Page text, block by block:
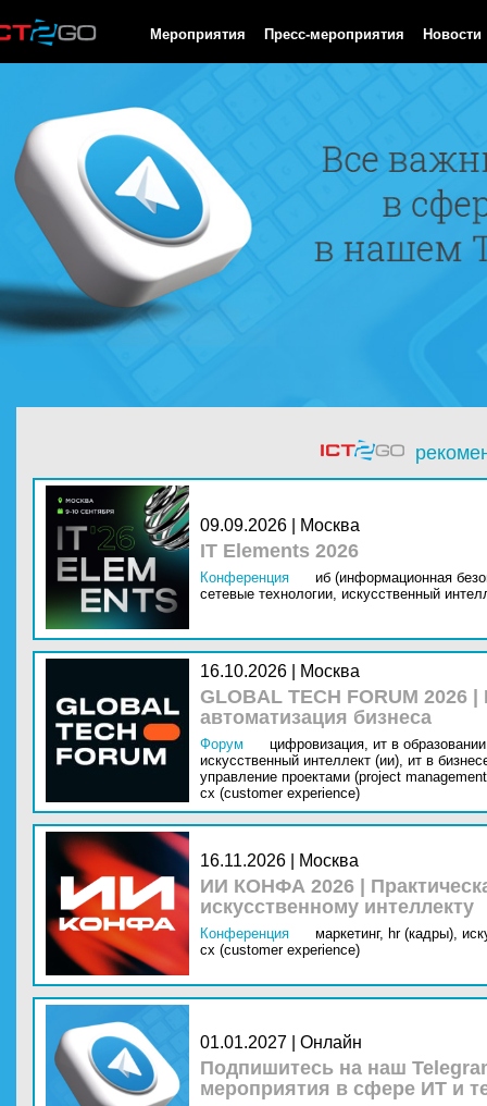
Мероприятия Пресс-мероприятия Новости
09.09.2026 | Москва
IT Elements 2026
Конференция
иб (информационная
сетевые технологии, искусственный
16.10.2026 | Москва
GLOBAL TECH FORUM
автоматизация бизнеса
Форум цифровизация, ит в
искусственный интеллект (ии), ит в
управление проектами (project
cx (customer experience)
16.11.2026 | Москва
ИИ КОНФА 2026 |
искусственному интеллекту
Конференция маркетинг, hr (кадры),
cx (customer experience)
01.01.2027 | Онлайн
Подпишитесь на наш
мероприятия в сфере ИТ и